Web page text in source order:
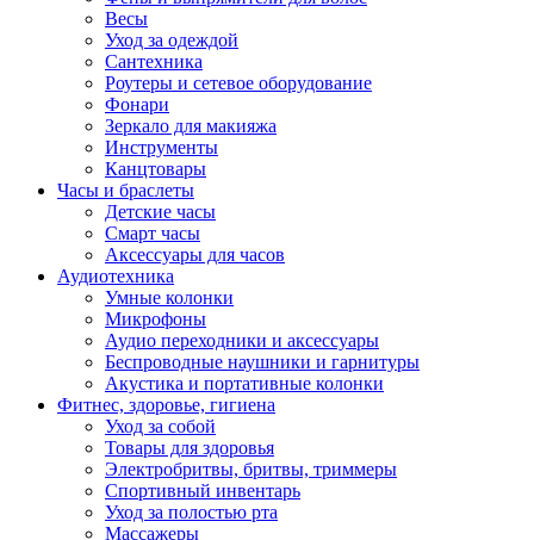
Весы
Уход за одеждой
Сантехника
Роутеры и сетевое оборудование
Фонари
Зеркало для макияжа
Инструменты
Канцтовары
Часы и браслеты
Детские часы
Смарт часы
Аксессуары для часов
Аудиотехника
Умные колонки
Микрофоны
Аудио переходники и аксессуары
Беспроводные наушники и гарнитуры
Акустика и портативные колонки
Фитнес, здоровье, гигиена
Уход за собой
Товары для здоровья
Электробритвы, бритвы, триммеры
Спортивный инвентарь
Уход за полостью рта
Массажеры